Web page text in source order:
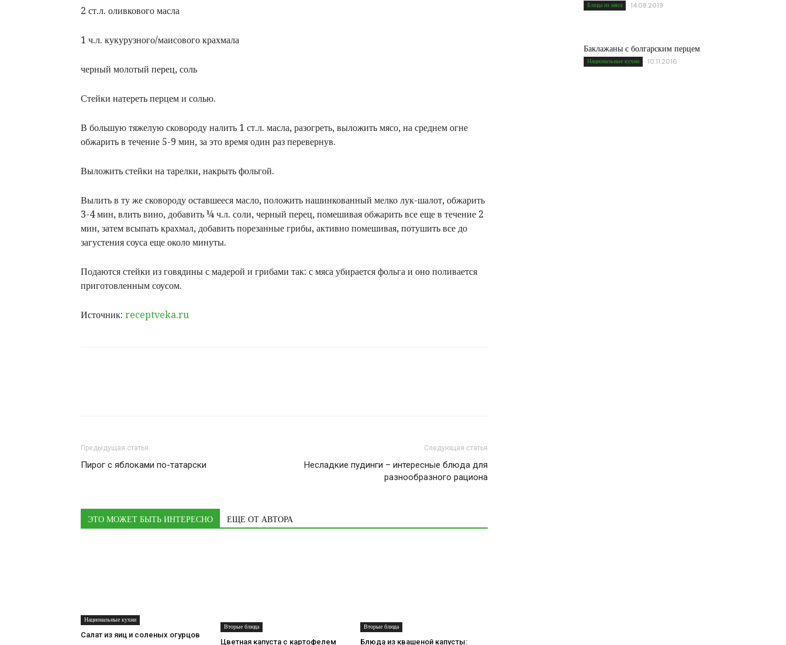
2 ст.л. оливкового масла
1 ч.л. кукурузного/маисового крахмала
черный молотый перец, соль
Стейки натереть перцем и солью.
В большую тяжелую сковороду налить 1 ст.л. масла, разогреть, выложить мясо, на среднем огне
обжарить в течение 5-9 мин, за это время один раз перевернув.
Выложить стейки на тарелки, накрыть фольгой.
Вылить в ту же сковороду оставшееся масло, положить нашинкованный мелко лук-шалот, обжарить
3-4 мин, влить вино, добавить ¼ ч.л. соли, черный перец, помешивая обжарить все еще в течение 2
мин, затем всыпать крахмал, добавить порезанные грибы, активно помешивая, потушить все до
загустения соуса еще около минуты.
Подаются стейки из говядины с мадерой и грибами так: с мяса убирается фольга и оно поливается
приготовленным соусом.
Источник: receptveka.ru
Предыдущая статья
Пирог с яблоками по-татарски
Следующая статья
Несладкие пудинги – интересные блюда для
разнообразного рациона
ЭТО МОЖЕТ БЫТЬ ИНТЕРЕСНО ЕЩЕ ОТ АВТОРА
Национальные кухни
Салат из яиц и соленых огурцов
Вторые блюда
Цветная капуста с картофелем
Вторые блюда
Блюда из квашеной капусты:
Блюда из мяса 14.08.2019
Баклажаны с болгарским перцем
Национальные кухни 10.11.2016